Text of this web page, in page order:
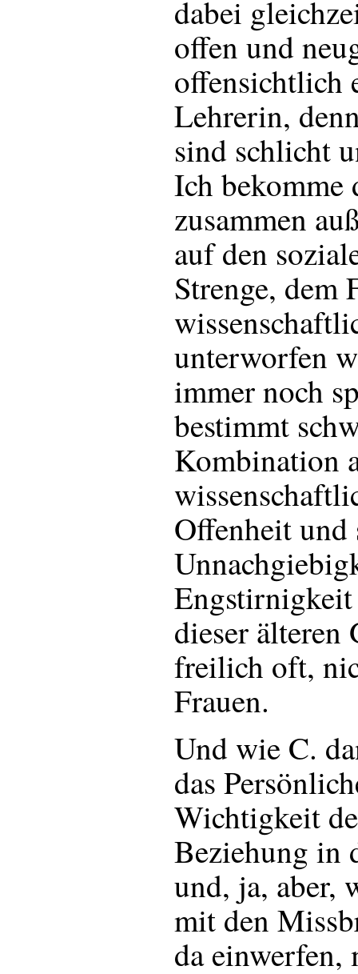
dabei
offen und
offensichtlich
Lehrerin,
sind schlicht
Ich bekomme
zusammen
auf den
Strenge, dem
unterworfen
immer noch
bestimmt
Kombination
Offenheit und
dieser älteren
freilich oft,
Frauen.
Und wie C.
das
Wichtigkeit
Beziehung in
und, ja, aber,
mit den
da